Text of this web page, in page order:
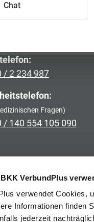
VerbundPlus
verwendet Cookies,
Informationen finden
jederzeit
Chat
/ 18 24 775
/ 2 234 987
Fragen)
/ 140 554 105 090